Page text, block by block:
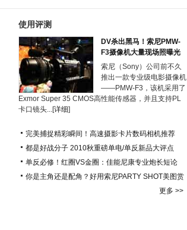
使用评测
DV杀出黑马！索尼PMW-
F3摄像机大量现场照曝光
索尼（Sony）公司前不久
推出一款专业级电影摄像机
——PMW-F3，该机采用了
Exmor Super 35 CMOS高性能传感器，并且支持PL
卡口镜头...[详细]
完美捕捉精彩瞬间！高速摄影卡片数码相机推荐
都是好战分子 2010秋重磅单电/单反新品大评点
单反必修！红圈VS金圈：佳能尼康专业炮长短论
你是主角还是配角？好用索尼PARTY SHOT美图赏
更多 >>